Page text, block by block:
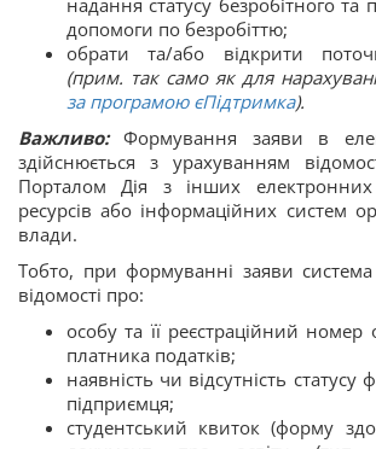
допомоги по безробіттю;
обрати та/або відкрити
(прим. так само як для
за програмою єПідтримка).
Важливо:Формування заяви в
здійснюється з урахуванням
Порталом Дія з інших електронних
ресурсів або інформаційних систем
влади.
Тобто, при формуванні заяви
відомості про:
особу та її реєстраційний номер
платника податків;
наявність чи відсутність
підприємця;
студентський квиток (форму